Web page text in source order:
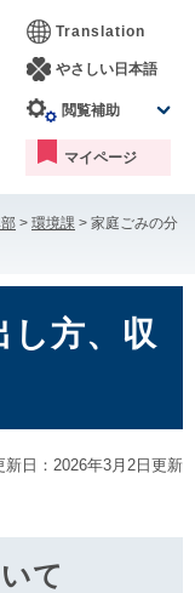
Translation
やさしい日本語
閲覧補助
マイページ
> 環境課 > 家庭ごみの分
し方、収
新日：2026年3月2日更新
て